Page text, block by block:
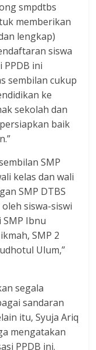
smpdtbs
memberikan
lengkap)
siswa
PPDB ini
sembilan cukup
ke
sekolah dan
baik
SMP
kelas dan wali
SMP DTBS
siswa-siswi
Ibnu
SMP 2
Ulum,”
segala
sandaran
itu, Syuja Ariq
mengatakan
PPDB ini.